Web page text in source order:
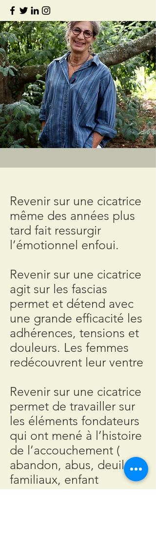
Revenir sur une cicatrice
même des années plus
tard fait ressurgir
l’émotionnel enfoui.
Revenir sur une cicatrice
agit sur les fascias
permet et détend avec
une grande efficacité les
adhérences, tensions et
douleurs. Les femmes
redécouvrent leur ventre
Revenir sur une cicatrice
permet de travailler sur
les éléments fondateurs
qui ont mené à l’histoire
de l’accouchement (
abandon, abus, deuil
familiaux, enfant
précieux…)